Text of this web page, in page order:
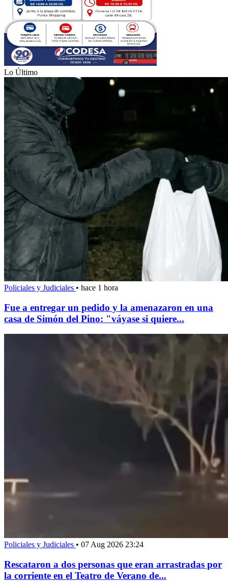
Lo Último
Policiales y Judiciales • hace 1 hora
Fue a entregar un pedido y la amenazaron en una
casa de Simón del Pino: "váyase si quiere...
Policiales y Judiciales • 07 Aug 2026 23:24
Rescataron a dos personas que eran arrastradas por
la corriente en el Teatro de Verano de...